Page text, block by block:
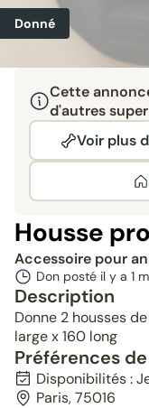
Donné
Cette
d'autres
Voir plus
Housse
Accessoire pour
Don posté il y a 1
Description
Donne 2 housses
large x 160 long
Préférences
Disponibilités :
Paris, 75016